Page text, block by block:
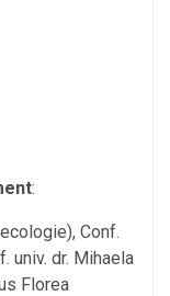
:
Conf.
univ. dr. Mihaela
Florea